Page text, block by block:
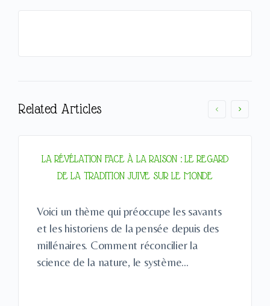
Related Articles
LA RÉVÉLATION FACE À LA RAISON : LE REGARD
DE LA TRADITION JUIVE SUR LE MONDE
Voici un thème qui préoccupe les savants
et les historiens de la pensée depuis des
millénaires. Comment réconcilier la
science de la nature, le système…